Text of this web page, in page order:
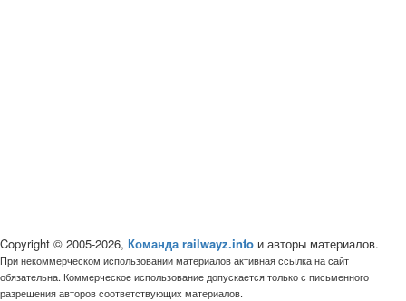
Copyright © 2005-2026, Команда railwayz.info и авторы материалов.
При некоммерческом использовании материалов активная ссылка на сайт
обязательна. Коммерческое использование допускается только с письменного
разрешения авторов соответствующих материалов.